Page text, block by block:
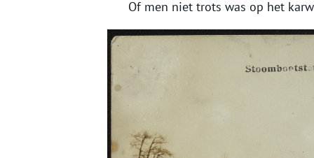
Of men niet trots was op het